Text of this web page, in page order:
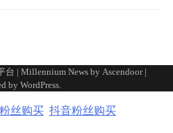
台 | Millennium News by Ascendoor|
by WordPress.
丝购买 抖音粉丝购买